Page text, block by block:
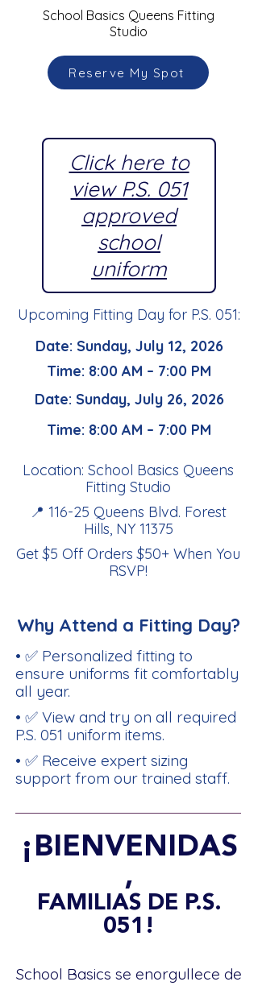
School Basics Queens Fitting
Studio
Reserve My Spot
Click here to
view P.S. 051
approved
school
uniform
Upcoming Fitting Day for P.S. 051:
Date: Sunday, July 12, 2026
Time: 8:00 AM – 7:00 PM
Date: Sunday, July 26, 2026
Time: 8:00 AM – 7:00 PM
Location: School Basics Queens
Fitting Studio
📍 116-25 Queens Blvd. Forest
Hills, NY 11375
Get $5 Off Orders $50+ When You
RSVP!
Why Attend a Fitting Day?
• ✅ Personalized fitting to
ensure uniforms fit comfortably
all year.
• ✅ View and try on all required
P.S. 051 uniform items.
• ✅ Receive expert sizing
support from our trained staff.
¡BIENVENIDAS
,
FAMILIAS DE P.S.
051!
School Basics se enorgullece de